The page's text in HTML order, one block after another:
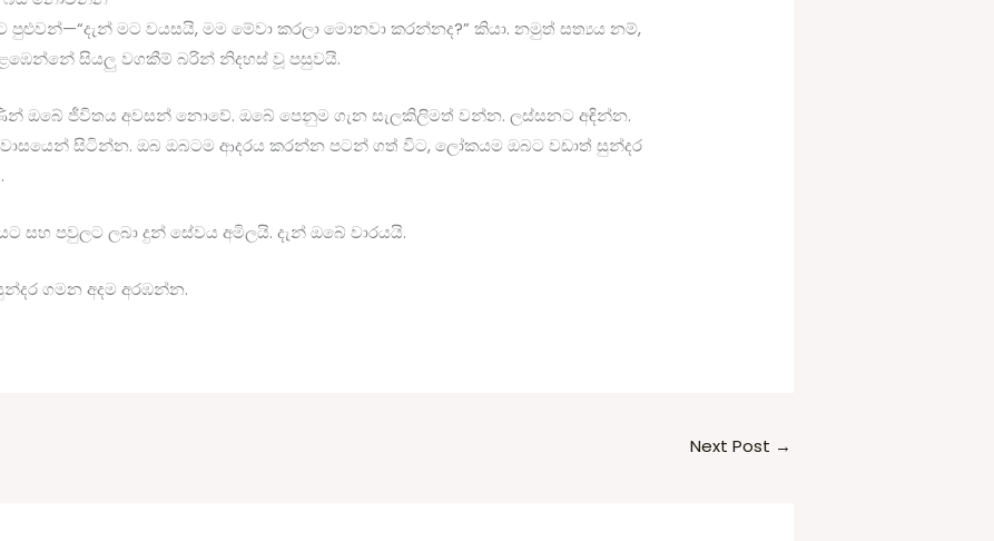
මට වයසයි, මම මේවා කරලා මොනවා කරන්නද?” කියා. නමුත් සත්‍යය නම්,
සියලු වගකීම් බරින් නිදහස් වූ පසුවයි.
ඔබේ ජීවිතය අවසන් නොවේ. ඔබේ පෙනුම ගැන සැලකිලිමත් වන්න. ලස්සනට අඳින්න.
සිටින්න. ඔබ ඔබටම ආදරය කරන්න පටන් ගත් විට, ලෝකයම ඔබට වඩාත් සුන්දර
සහ පවුලට ලබා දුන් සේවය අමිලයි. දැන් ඔබේ වාරයයි.
ගමන අදම අරඹන්න.
Next Post →